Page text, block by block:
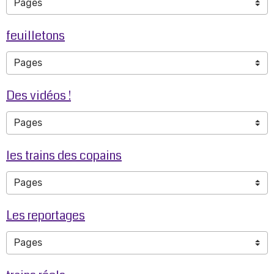
feuilletons
Des vidéos !
les trains des copains
Les reportages